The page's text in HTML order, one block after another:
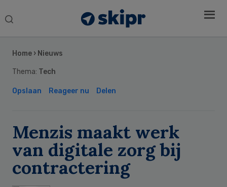
Search
Home › Nieuws
Thema: Tech
Opslaan Reageer nu Delen
Menzis maakt werk
van digitale zorg bij
contractering
Sidebar